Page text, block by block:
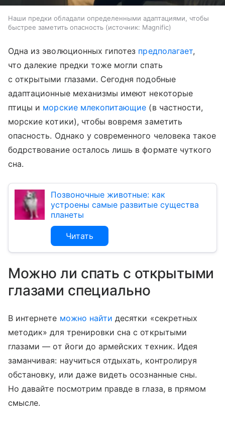
Наши предки обладали определенными адаптациями, чтобы
быстрее заметить опасность
источник: Magnific
Одна из эволюционных гипотез предполагает,
что далекие предки тоже могли спать
с открытыми глазами. Сегодня подобные
адаптационные механизмы имеют некоторые
птицы и морские млекопитающие (в частности,
морские котики), чтобы вовремя заметить
опасность. Однако у современного человека такое
бодрствование осталось лишь в формате чуткого
сна.
Позвоночные животные: как
устроены самые развитые существа
планеты
Читать
Можно ли спать с открытыми
глазами специально
В интернете можно найти десятки «секретных
методик» для тренировки сна с открытыми
глазами — от йоги до армейских техник. Идея
заманчивая: научиться отдыхать, контролируя
обстановку, или даже видеть осознанные сны.
Но давайте посмотрим правде в глаза, в прямом
смысле.